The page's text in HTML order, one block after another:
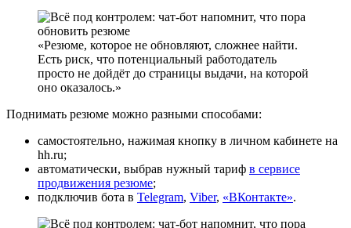
Резюме, которое не обновляют, сложнее найти.
Есть риск, что потенциальный работодатель
просто не дойдёт до страницы выдачи, на которой
оно оказалось.
Поднимать резюме можно разными способами:
самостоятельно, нажимая кнопку в личном кабинете на
hh.ru;
автоматически, выбрав нужный тариф в сервисе
продвижения резюме;
подключив бота в Telegram, Viber, «ВКонтакте».